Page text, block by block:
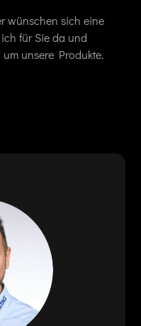
wünschen sich eine
für Sie da und
unsere Produkte.